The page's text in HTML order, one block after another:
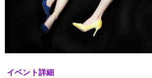
イベント詳細